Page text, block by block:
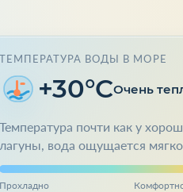
ТЕМПЕРАТУРА ВОДЫ В МОРЕ
+30°CОчень
Температура почти как у
лагуны, вода ощущается
Прохладно